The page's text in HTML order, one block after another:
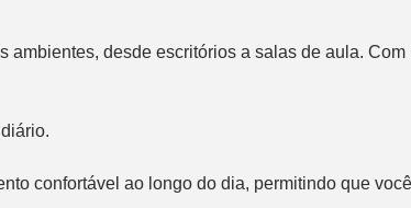
ambientes, desde escritórios a salas de aula.